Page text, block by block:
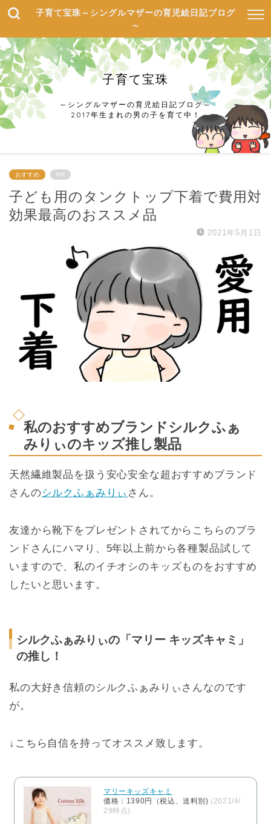
子育て宝珠～シングルマザーの育児絵日記ブログ
～
子育て宝珠
～シングルマザーの育児絵日記ブログ～
2017年生まれの男の子を育て中！
おすすめ PR
子ども用のタンクトップ下着で費用対
効果最高のおススメ品
2021年5月1日
私のおすすめブランドシルクふぁ
みりぃのキッズ推し製品
天然繊維製品を扱う安心安全な超おすすめブランド
さんのシルクふぁみりぃ さん。
友達から靴下をプレゼントされてからこちらのブラ
ンドさんにハマり、5年以上前から各種製品試して
いますので、私のイチオシのキッズものをおすすめ
したいと思います。
シルクふぁみりぃの「マリー キッズキャミ」
の推し！
私の大好き信頼のシルクふぁみりぃさんなのです
が。
↓こちら自信を持ってオススメ致します。
マリーキッズキャミ
価格：1390円（税込、送料別) (2021/4/
29時点)